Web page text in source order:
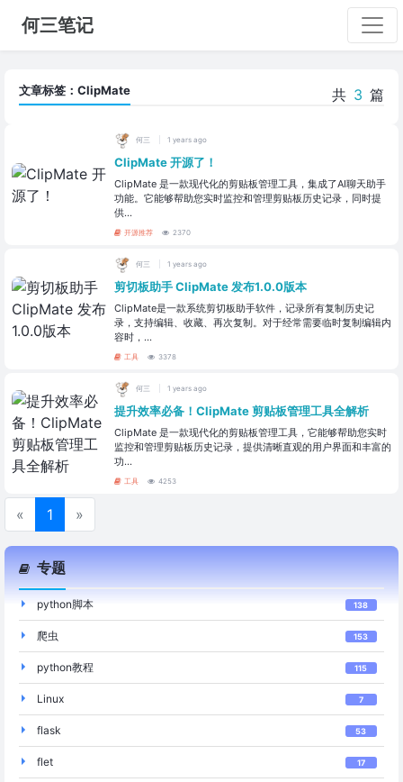
何三笔记
共 3 篇
文章标签：ClipMate
何三 1 years ago
ClipMate 开源了！
ClipMate 是一款现代化的剪贴板管理工具，集成了AI聊天助手
功能。它能够帮助您实时监控和管理剪贴板历史记录，同时提
供...
开源推荐 2370
何三 1 years ago
剪切板助手 ClipMate 发布1.0.0版本
ClipMate是一款系统剪切板助手软件，记录所有复制历史记
录，支持编辑、收藏、再次复制。对于经常需要临时复制编辑内
容时，...
工具 3378
何三 1 years ago
提升效率必备！ClipMate 剪贴板管理工具全解析
ClipMate 是一款现代化的剪贴板管理工具，它能够帮助您实时
监控和管理剪贴板历史记录，提供清晰直观的用户界面和丰富的
功...
工具 4253
« 1 »
专题
python脚本 138
爬虫 153
python教程 115
Linux 7
flask 53
flet 17